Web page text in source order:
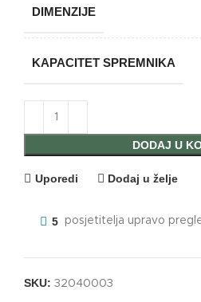
DIMENZIJE
KAPACITET SPREMNIKA
DODAJ U
Uporedi Dodaj u želje
5 posjetitelja upravo
SKU: 32040003